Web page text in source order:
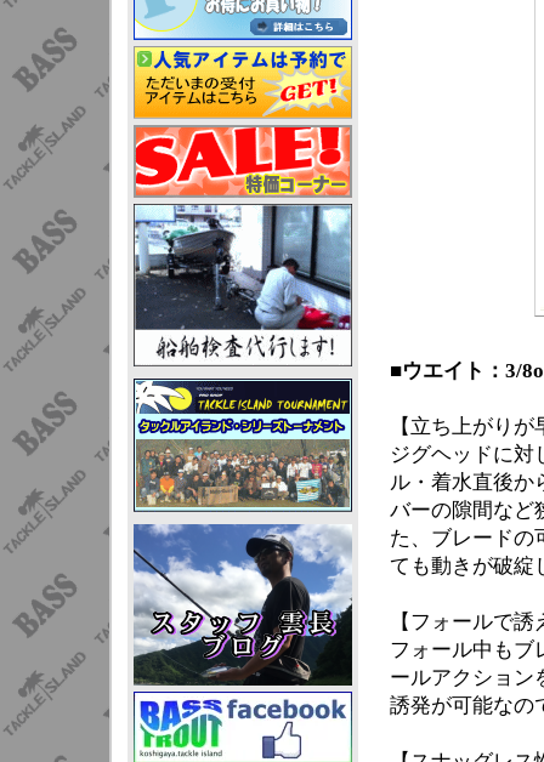
■ウエイト：3/
【立ち上がり
ジグヘッドに対
ル・着水直後か
バーの隙間など
た、ブレードの
ても動きが破綻
【フォールで誘
フォール中もブ
ールアクション
誘発が可能なの